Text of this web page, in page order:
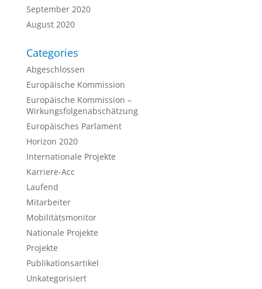
September 2020
August 2020
Categories
Abgeschlossen
Europäische Kommission
Europäische Kommission –
Wirkungsfolgenabschätzung
Europäisches Parlament
Horizon 2020
Internationale Projekte
Karriere-Acc
Laufend
Mitarbeiter
Mobilitätsmonitor
Nationale Projekte
Projekte
Publikationsartikel
Unkategorisiert